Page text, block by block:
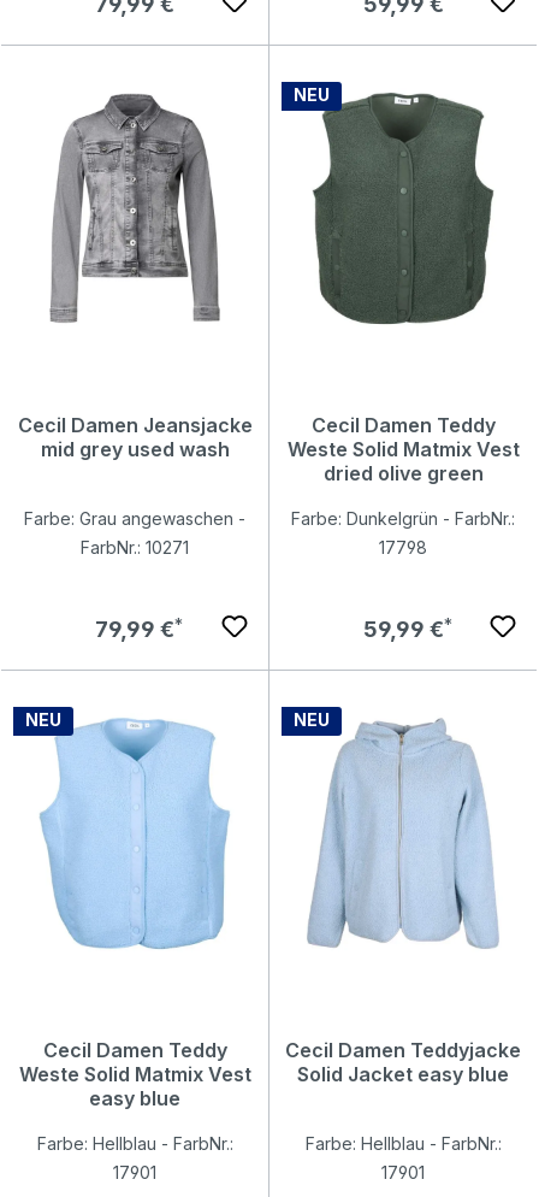
Cecil Damen Jeansjacke
mid grey used wash
Farbe: Grau angewaschen -
FarbNr.: 10271
Regulärer Preis:
79,99 €
NEU
Cecil Damen Teddy
Weste Solid Matmix Vest
dried olive green
Farbe: Dunkelgrün - FarbNr.:
17798
Regulärer Preis:
59,99 €
NEU
Cecil Damen Teddy
Weste Solid Matmix Vest
easy blue
Farbe: Hellblau - FarbNr.:
17901
NEU
Cecil Damen Teddyjacke
Solid Jacket easy blue
Farbe: Hellblau - FarbNr.:
17901